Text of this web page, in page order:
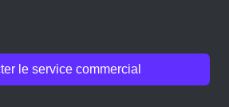
le service commercial